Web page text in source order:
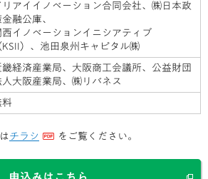
リアイイノベーション合同会社、㈱日本政
金融公庫、
西イノベーションイニシアティブ
KSII）、池田泉州キャピタル㈱
畿経済産業局、大阪商工会議所、公益財団
人大阪産業局、㈱リバネス
料
チラシ をご覧ください。